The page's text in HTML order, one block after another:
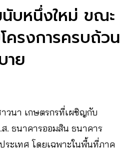
นับหนึ่งใหม่ ขณะ
รงการครบถ้วน
าย
วนา เกษตรกรที่เผชิญกับ
. ธนาคารออมสิน ธนาคาร
ระเทศ โดยเฉพาะในพื้นที่ภาค